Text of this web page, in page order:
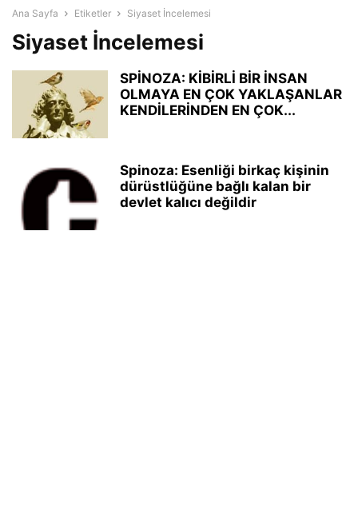
Ana Sayfa Etiketler Siyaset İncelemesi
Siyaset İncelemesi
SPİNOZA: KİBİRLİ BİR İNSAN
OLMAYA EN ÇOK YAKLAŞANLAR
KENDİLERİNDEN EN ÇOK...
Spinoza: Esenliği birkaç kişinin
dürüstlüğüne bağlı kalan bir
devlet kalıcı değildir